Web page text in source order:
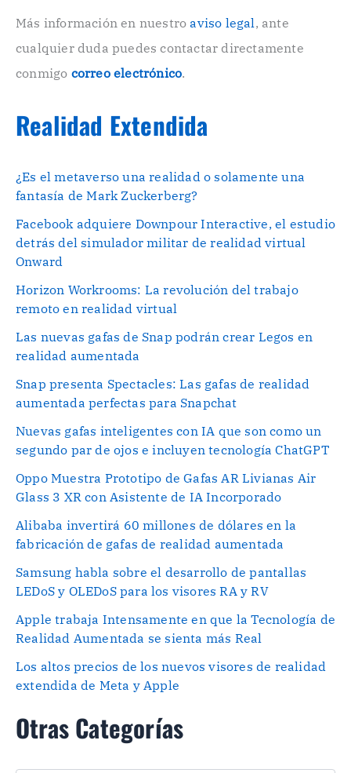
o
.
Más información en nuestroaviso legal, ante
cualquier duda puedes contactar directamente
conmigo correo electrónico.
Realidad Extendida
¿Es el metaverso una realidad o solamente una
fantasía de Mark Zuckerberg?
Facebook adquiere Downpour Interactive, el estudio
detrás del simulador militar de realidad virtual
Onward
Horizon Workrooms: La revolución del trabajo
remoto en realidad virtual
Las nuevas gafas de Snap podrán crear Legos en
realidad aumentada
Snap presenta Spectacles: Las gafas de realidad
aumentada perfectas para Snapchat
Nuevas gafas inteligentes con IA que son como un
segundo par de ojos e incluyen tecnología ChatGPT
Oppo Muestra Prototipo de Gafas AR Livianas Air
Glass 3 XR con Asistente de IA Incorporado
Alibaba invertirá 60 millones de dólares en la
fabricación de gafas de realidad aumentada
Samsung habla sobre el desarrollo de pantallas
LEDoS y OLEDoS para los visores RA y RV
Apple trabaja Intensamente en que la Tecnología de
Realidad Aumentada se sienta más Real
Los altos precios de los nuevos visores de realidad
extendida de Meta y Apple
Otras Categorías